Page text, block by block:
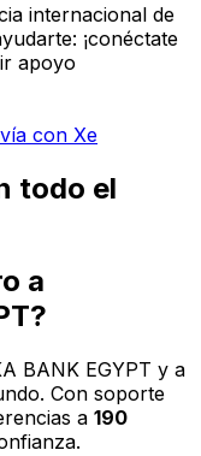
internacional de
¡conéctate
apoyo
con Xe
todo el
a
BANK EGYPT y a
Con soporte
a 190